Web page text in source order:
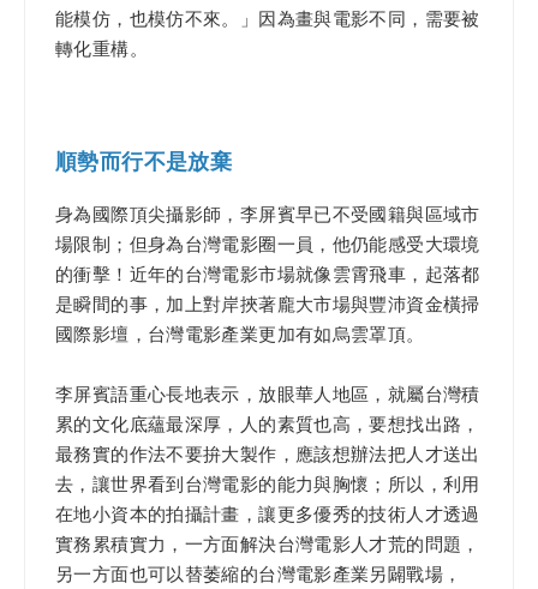
能模仿，也模仿不來。」因為畫與電影不同，需要被
轉化重構。
順勢而行不是放棄
身為國際頂尖攝影師，李屏賓早已不受國籍與區域市
場限制；但身為台灣電影圈一員，他仍能感受大環境
的衝擊！近年的台灣電影市場就像雲霄飛車，起落都
是瞬間的事，加上對岸挾著龐大市場與豐沛資金橫掃
國際影壇，台灣電影產業更加有如烏雲罩頂。
李屏賓語重心長地表示，放眼華人地區，就屬台灣積
累的文化底蘊最深厚，人的素質也高，要想找出路，
最務實的作法不要拚大製作，應該想辦法把人才送出
去，讓世界看到台灣電影的能力與胸懷；所以，利用
在地小資本的拍攝計畫，讓更多優秀的技術人才透過
實務累積實力，一方面解決台灣電影人才荒的問題，
另一方面也可以替萎縮的台灣電影產業另闢戰場，